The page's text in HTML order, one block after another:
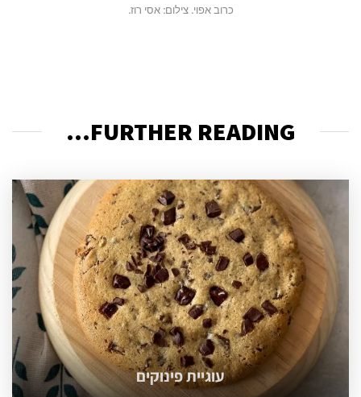
כרוב אפוי. צילום: אסי רוז.
FURTHER READING...
עוגיית פינוקים